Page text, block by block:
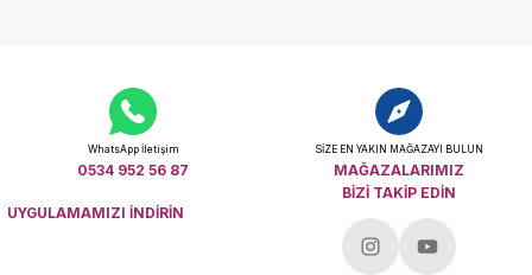
WhatsApp İletişim
0534 952 56 87
SİZE EN YAKIN MAĞAZAYI BULUN
MAĞAZALARIMIZ
UYGULAMAMIZI İNDİRİN
BİZİ TAKİP EDİN